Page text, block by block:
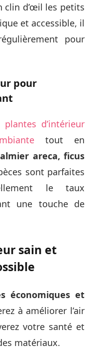
clin d’œil les petits
et accessible, il
pour
pour
plantes d’intérieur
tout en
areca, ficus
sont parfaites
le taux
une touche de
sain et
économiques et
à améliorer l’air
votre santé et
matériaux.